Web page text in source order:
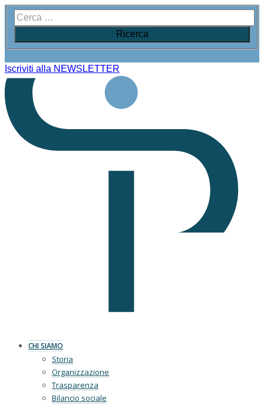
Iscriviti alla NEWSLETTER
CHI SIAMO
Storia
Organizzazione
Trasparenza
Bilancio sociale